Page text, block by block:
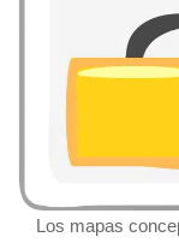
Los mapas